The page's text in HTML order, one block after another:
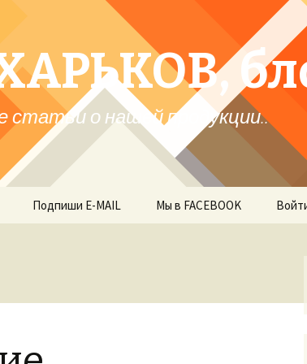
о нашей продукции..
Подпиши E-MAIL Мы в FACEBOOK